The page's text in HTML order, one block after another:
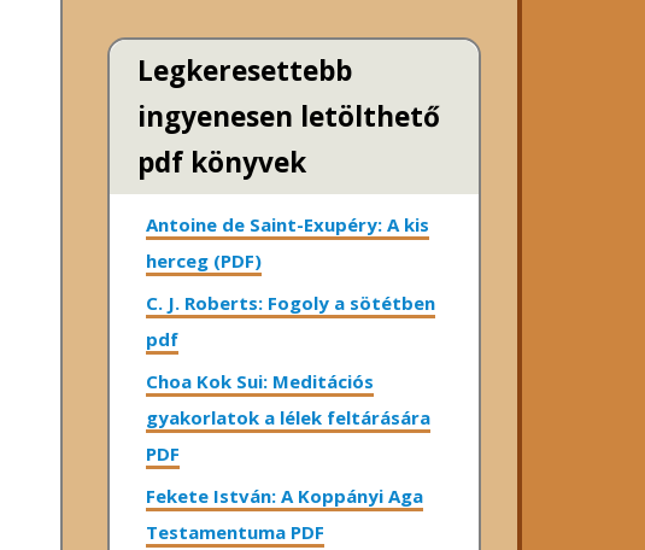
Legkeresettebb
ingyenesen letölthető
pdf könyvek
Antoine de Saint-Exupéry: A kis
herceg (PDF)
C. J. Roberts: Fogoly a sötétben
pdf
Choa Kok Sui: Meditációs
gyakorlatok a lélek feltárására
PDF
Fekete István: A Koppányi Aga
Testamentuma PDF